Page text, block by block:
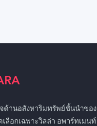
ด้านอสังหาริมทรัพย์ชั้นนำของ
ลือกเฉพาะวิลล่า อพาร์ทเมนท์